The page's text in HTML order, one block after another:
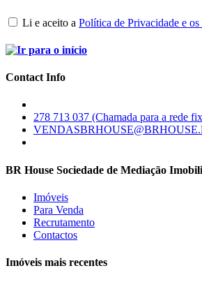
Li e aceito a Política de Privacidade e
Contact Info
278 713 037 (Chamada para a rede
BR House Sociedade de Mediação
Imóveis
Para Venda
Recrutamento
Contactos
Imóveis mais recentes